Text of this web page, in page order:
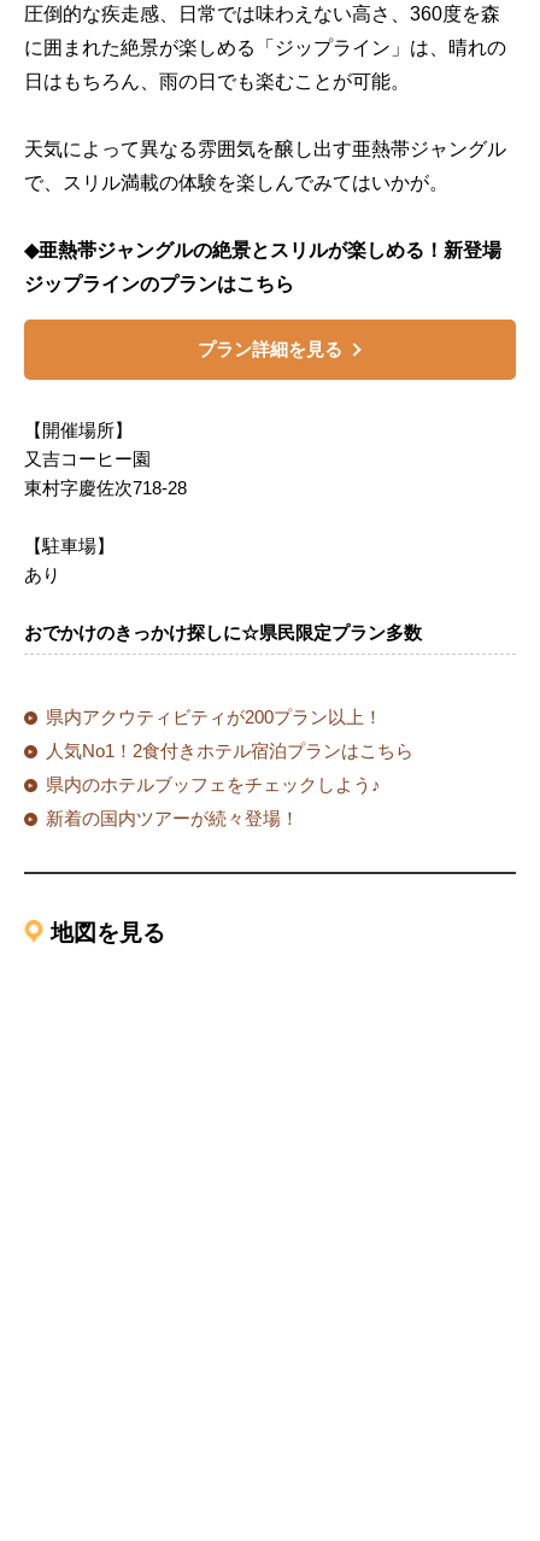
圧倒的な疾走感、日常では味わえない高さ、360度を森
に囲まれた絶景が楽しめる「ジップライン」は、晴れの
日はもちろん、雨の日でも楽むことが可能。
天気によって異なる雰囲気を醸し出す亜熱帯ジャングル
で、スリル満載の体験を楽しんでみてはいかが。
◆亜熱帯ジャングルの絶景とスリルが楽しめる！新登場
ジップラインのプランはこちら
プラン詳細を見る
【開催場所】
又吉コーヒー園
東村字慶佐次718-28
【駐車場】
あり
おでかけのきっかけ探しに☆県民限定プラン多数
県内アクウティビティが200プラン以上！
人気No1！2食付きホテル宿泊プランはこちら
県内のホテルブッフェをチェックしよう♪
新着の国内ツアーが続々登場！
地図を見る